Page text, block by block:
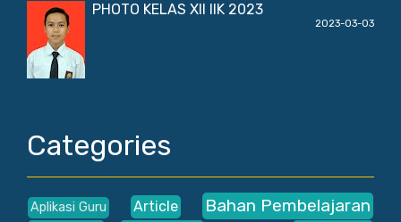
PHOTO KELAS XII IIK 2023
2023-03-03
Categories
Aplikasi Guru Article Bahan Pembelajaran